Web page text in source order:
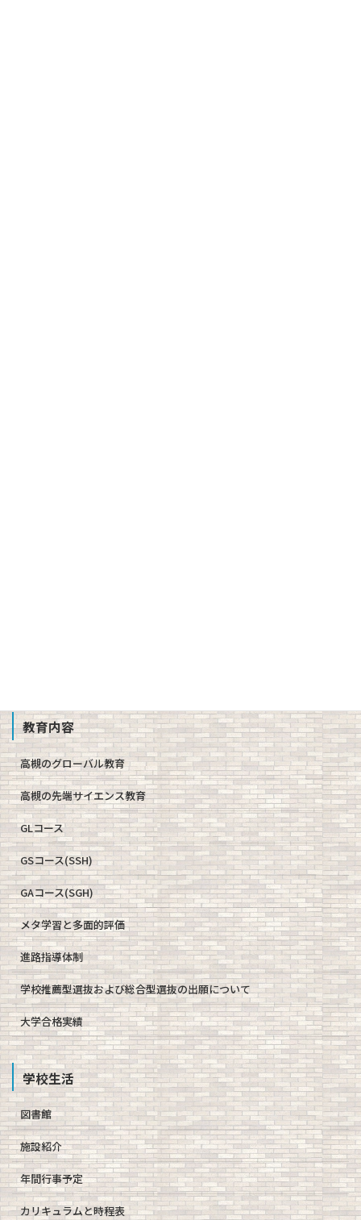
教育内容
高槻のグローバル教育
高槻の先端サイエンス教育
GLコース
GSコース(SSH)
GAコース(SGH)
メタ学習と多面的評価
進路指導体制
学校推薦型選抜および総合型選抜の出願について
大学合格実績
学校生活
図書館
施設紹介
年間行事予定
カリキュラムと時程表